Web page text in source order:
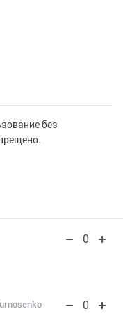
без
0
0